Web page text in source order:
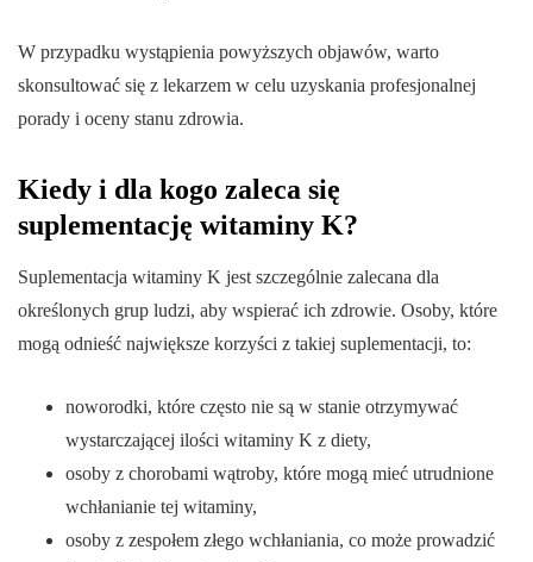
W przypadku wystąpienia powyższych objawów, warto
skonsultować się z lekarzem w celu uzyskania profesjonalnej
porady i oceny stanu zdrowia.
Kiedy i dla kogo zaleca się
suplementację witaminy K?
Suplementacja witaminy K jest szczególnie zalecana dla
określonych grup ludzi, aby wspierać ich zdrowie. Osoby, które
mogą odnieść największe korzyści z takiej suplementacji, to:
noworodki, które często nie są w stanie otrzymywać
wystarczającej ilości witaminy K z diety,
osoby z chorobami wątroby, które mogą mieć utrudnione
wchłanianie tej witaminy,
osoby z zespołem złego wchłaniania, co może prowadzić